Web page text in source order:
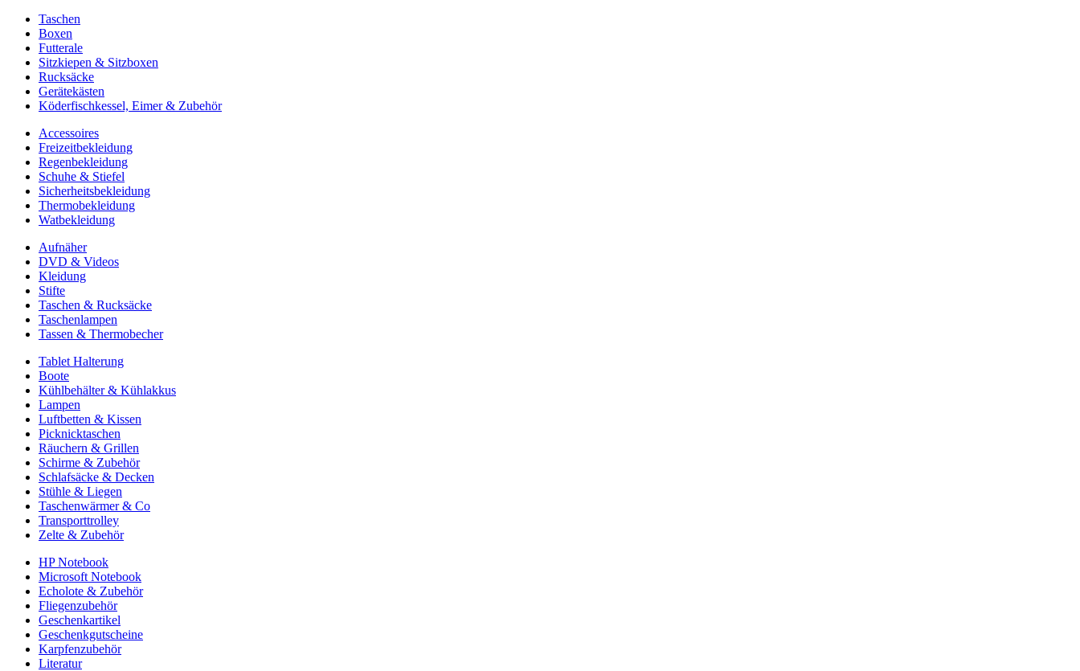
Taschen
Boxen
Futterale
Sitzkiepen & Sitzboxen
Rucksäcke
Gerätekästen
Köderfischkessel, Eimer & Zubehör
Accessoires
Freizeitbekleidung
Regenbekleidung
Schuhe & Stiefel
Sicherheitsbekleidung
Thermobekleidung
Watbekleidung
Aufnäher
DVD & Videos
Kleidung
Stifte
Taschen & Rucksäcke
Taschenlampen
Tassen & Thermobecher
Tablet Halterung
Boote
Kühlbehälter & Kühlakkus
Lampen
Luftbetten & Kissen
Picknicktaschen
Räuchern & Grillen
Schirme & Zubehör
Schlafsäcke & Decken
Stühle & Liegen
Taschenwärmer & Co
Transporttrolley
Zelte & Zubehör
HP Notebook
Microsoft Notebook
Echolote & Zubehör
Fliegenzubehör
Geschenkartikel
Geschenkgutscheine
Karpfenzubehör
Literatur